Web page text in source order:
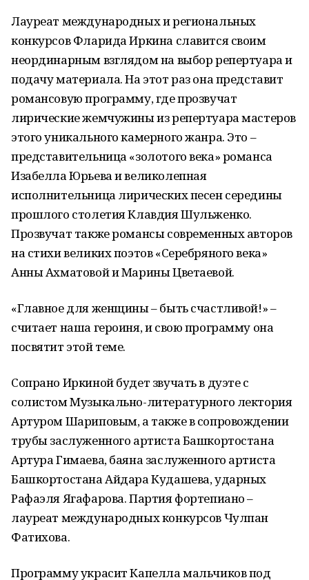
Лауреат международных и региональных
конкурсов Фларида Иркина славится своим
неординарным взглядом на выбор репертуара и
подачу материала. На этот раз она представит
романсовую программу, где прозвучат
лирические жемчужины из репертуара мастеров
этого уникального камерного жанра. Это –
представительница «золотого века» романса
Изабелла Юрьева и великолепная
исполнительница лирических песен середины
прошлого столетия Клавдия Шульженко.
Прозвучат также романсы современных авторов
на стихи великих поэтов «Серебряного века»
Анны Ахматовой и Марины Цветаевой.
«Главное для женщины – быть счастливой!» –
считает наша героиня, и свою программу она
посвятит этой теме.
Сопрано Иркиной будет звучать в дуэте с
солистом Музыкально-литературного лектория
Артуром Шариповым, а также в сопровождении
трубы заслуженного артиста Башкортостана
Артура Гимаева, баяна заслуженного артиста
Башкортостана Айдара Кудашева, ударных
Рафаэля Ягафарова. Партия фортепиано –
лауреат международных конкурсов Чулпан
Фатихова.
Программу украсит Капелла мальчиков под